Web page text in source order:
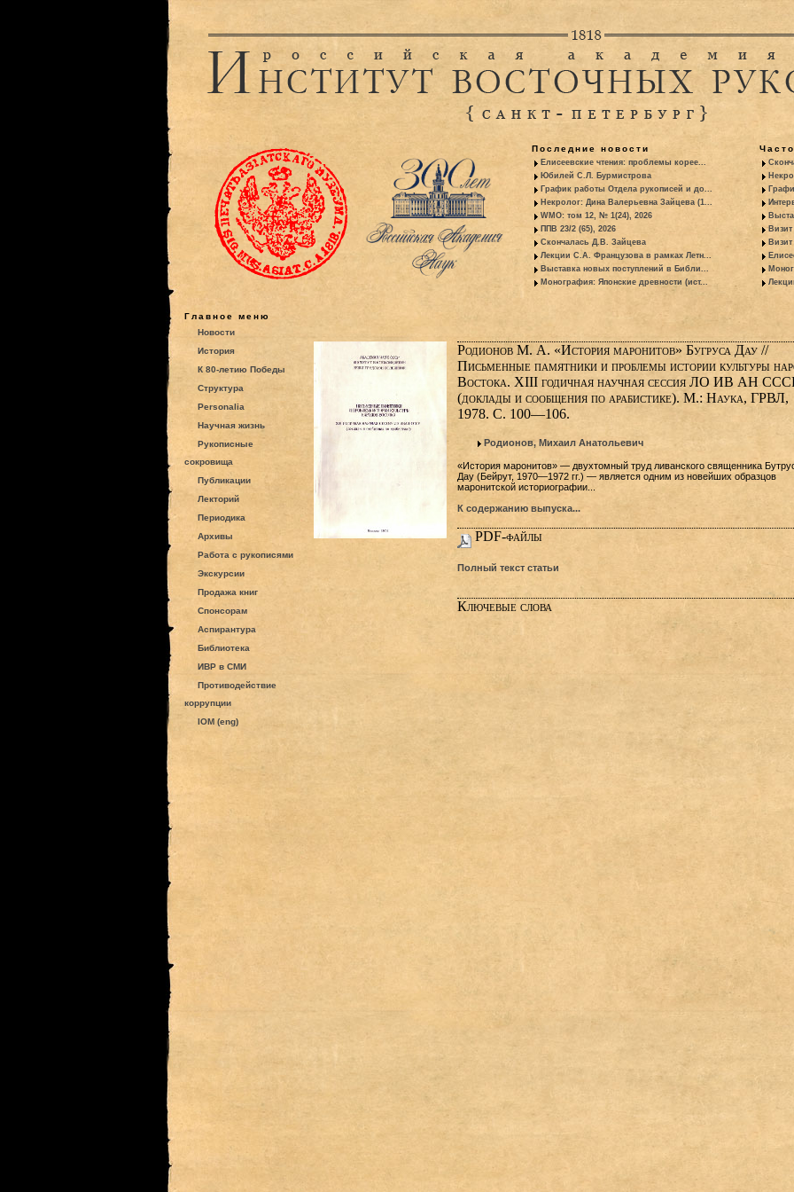
Последние новости
Елисеевские чтения: проблемы корее...
Юбилей С.Л. Бурмистрова
График работы Отдела рукописей и до...
Некролог: Дина Валерьевна Зайцева (1...
WMO: том 12, № 1(24), 2026
ППВ 23/2 (65), 2026
Скончалась Д.В. Зайцева
Лекции С.А. Французова в рамках Летн...
Выставка новых поступлений в Библи...
Монография: Японские древности (ист...
Главное меню
Новости
История
К 80-летию Победы
Структура
Personalia
Научная жизнь
Рукописные
сокровища
Публикации
Лекторий
Периодика
Архивы
Работа с рукописями
Экскурсии
Продажа книг
Спонсорам
Аспирантура
Библиотека
ИВР в СМИ
Противодействие
коррупции
IOM (eng)
Родионов М. А. «История маронитов» Бугруса Дау //
Письменные памятники и проблемы истории культуры
Востока. XIII годичная научная сессия ЛО ИВ АН
(доклады и сообщения по арабистике). М.: Наука, ГРВЛ,
1978. С. 100—106.
Родионов, Михаил Анатольевич
«История маронитов» — двухтомный труд ливанского священника
Дау (Бейрут, 1970—1972 гг.) — является одним из новейших образцов
маронитской историографии...
К содержанию выпуска...
PDF-файлы
Полный текст статьи
Ключевые слова